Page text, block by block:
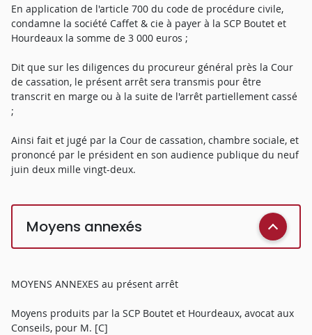
En application de l'article 700 du code de procédure civile,
condamne la société Caffet & cie à payer à la SCP Boutet et
Hourdeaux la somme de 3 000 euros ;
Dit que sur les diligences du procureur général près la Cour
de cassation, le présent arrêt sera transmis pour être
transcrit en marge ou à la suite de l'arrêt partiellement cassé
;
Ainsi fait et jugé par la Cour de cassation, chambre sociale, et
prononcé par le président en son audience publique du neuf
juin deux mille vingt-deux.
Moyens annexés
MOYENS ANNEXES au présent arrêt
Moyens produits par la SCP Boutet et Hourdeaux, avocat aux
Conseils, pour M. [C]